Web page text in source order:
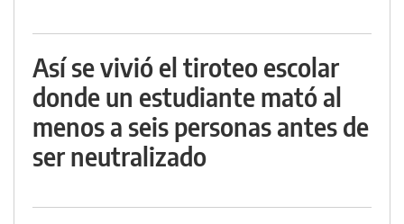
Así se vivió el tiroteo escolar
donde un estudiante mató al
menos a seis personas antes de
ser neutralizado